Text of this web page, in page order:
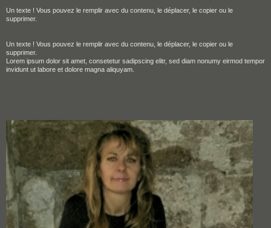
Un texte ! Vous pouvez le remplir avec du contenu, le déplacer, le copier ou le
supprimer.
Un texte ! Vous pouvez le remplir avec du contenu, le déplacer, le copier ou le
supprimer.
Lorem ipsum dolor sit amet, consetetur sadipscing elitr, sed diam nonumy eirmod tempor
invidunt ut labore et dolore magna aliquyam.